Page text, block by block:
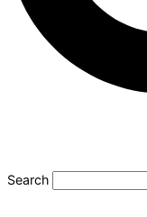
Search